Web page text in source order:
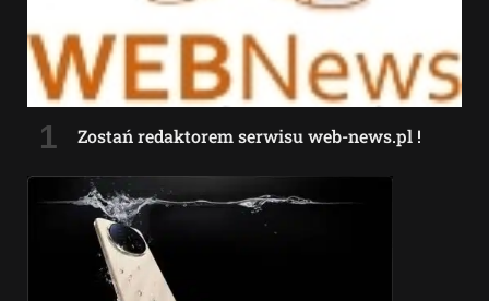
Zostań redaktorem serwisu web-news.pl !